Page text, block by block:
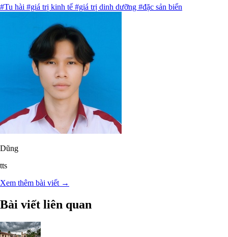
#Tu hài #giá trị kinh tế #giá trị dinh dưỡng #đặc sản biển
Dũng
tts
Xem thêm bài viết →
Bài viết liên quan